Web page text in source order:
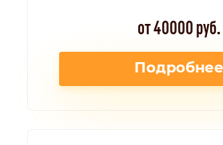
от 40000 руб.
Подробнее